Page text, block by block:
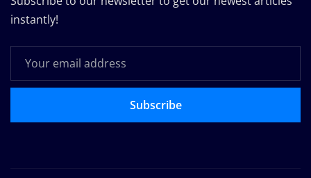
instantly!
Subscribe